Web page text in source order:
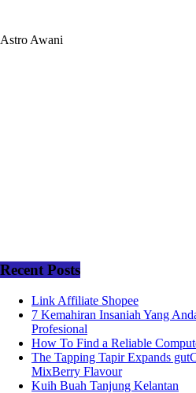
Astro Awani
Recent Posts
Link Affiliate Shopee
7 Kemahiran Insaniah Yang
Profesional
How To Find a Reliable
The Tapping Tapir Expands
MixBerry Flavour
Kuih Buah Tanjung Kelantan